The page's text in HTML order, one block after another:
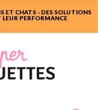
ET CHATS - DES SOLUTIONS
LEUR PERFORMANCE